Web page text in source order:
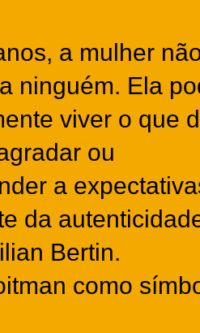
a mulher
ninguém. Ela
viver o que
ou
a
da
Bertin.
como